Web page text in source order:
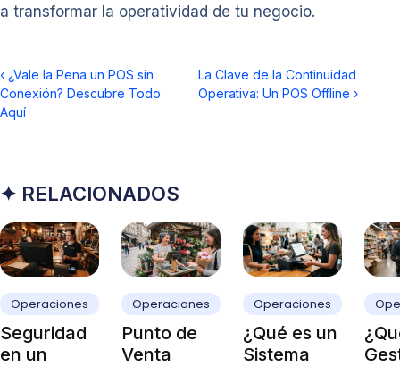
a transformar la operatividad de tu negocio.
‹ ¿Vale la Pena un POS sin
Conexión? Descubre Todo
Aquí
La Clave de la Continuidad
Operativa: Un POS Offline ›
✦ RELACIONADOS
Operaciones
Seguridad
en un
Operaciones
Punto de
Venta
Operaciones
¿Qué es un
Sistema